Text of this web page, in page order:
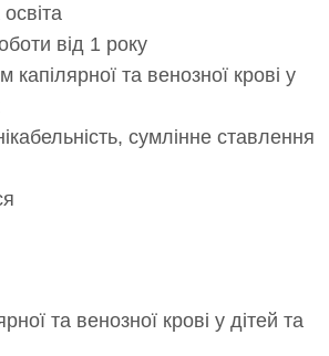
від 1 року
капілярної та венозної крові у
сумлінне ставлення
та венозної крові у дітей та